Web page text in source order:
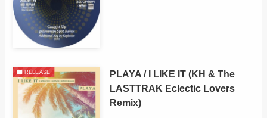
RELEASE
PLAYA / I LIKE IT (KH & The
LASTTRAK Eclectic Lovers
Remix)